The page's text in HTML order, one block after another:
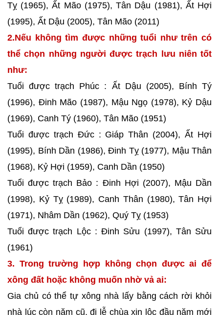
Tỵ (1965), Ất Mão (1975), Tân Dậu (1981), Ất Hợi
(1995), Ất Dậu (2005), Tân Mão (2011)
2.Nếu không tìm được những tuổi như trên có
thể chọn những người được trạch lưu niên tốt
như:
Tuổi được trạch Phúc : Ất Dậu (2005), Bính Tý
(1996), Đinh Mão (1987), Mậu Ngọ (1978), Kỷ Dậu
(1969), Canh Tý (1960), Tân Mão (1951)
Tuổi được trạch Đức : Giáp Thân (2004), Ất Hợi
(1995), Bính Dần (1986), Đinh Tỵ (1977), Mậu Thân
(1968), Kỷ Hợi (1959), Canh Dần (1950)
Tuổi được trạch Bảo : Đinh Hợi (2007), Mậu Dần
(1998), Kỷ Tỵ (1989), Canh Thân (1980), Tân Hợi
(1971), Nhâm Dần (1962), Quý Tỵ (1953)
Tuổi được trạch Lộc : Đinh Sửu (1997), Tân Sửu
(1961)
3. Trong trường hợp không chọn được ai để
xông đất hoặc không muốn nhờ vả ai:
Gia chủ có thể tự xông nhà lấy bằng cách rời khỏi
nhà lúc còn năm cũ, đi lễ chùa xin lộc đầu năm mới